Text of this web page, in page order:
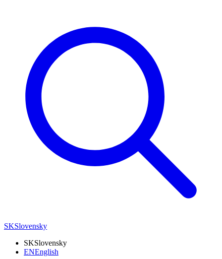
SKSlovensky
SKSlovensky
ENEnglish